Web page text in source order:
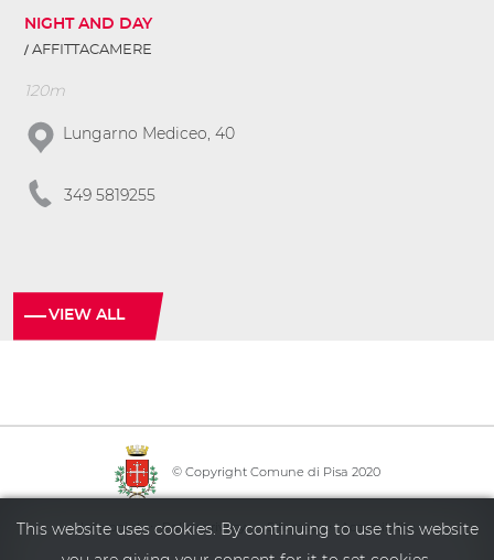
NIGHT AND DAY
AFFITTACAMERE
120m
Lungarno Mediceo, 40
349 5819255
VIEW ALL
© Copyright Comune di Pisa 2020
Info point·Policy privacy·Sitemap·Accessibility
This website uses cookies. By continuing to use this website